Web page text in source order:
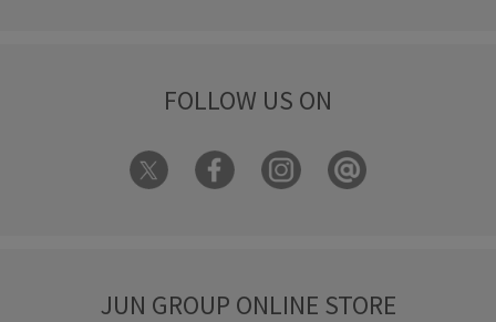
FOLLOW US ON
JUN GROUP ONLINE STORE